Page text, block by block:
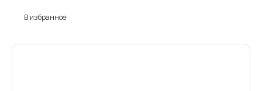
В избранное